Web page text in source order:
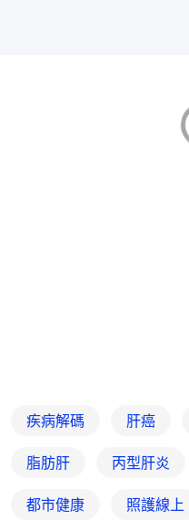
疾病解碼 肝癌
脂肪肝 丙型肝炎
都市健康 照護線上